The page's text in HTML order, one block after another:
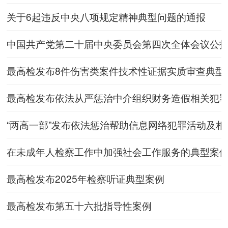
关于6起违反中央八项规定精神典型问题的通报
中国共产党第二十届中央委员会第四次全体会议公
最高检发布8件伤害类案件技术性证据实质审查典型
最高检发布依法从严惩治中介组织财务造假相关犯
“两高一部”发布依法惩治帮助信息网络犯罪活动及
在未成年人检察工作中加强社会工作服务的典型案
最高检发布2025年检察听证典型案例
最高检发布第五十六批指导性案例